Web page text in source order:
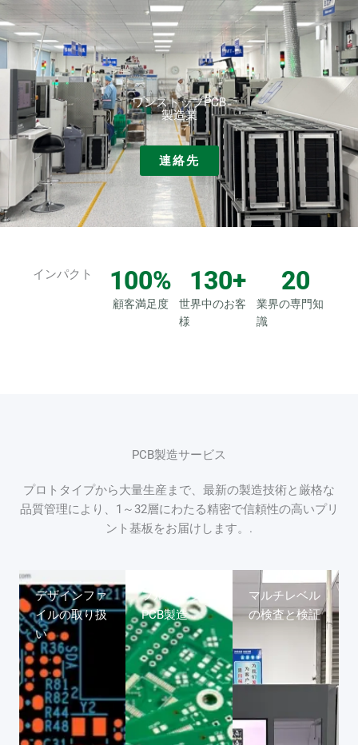
コ
ン
テ
ン
ツ
キ
ワンストップPCB
製造業
連絡先
インパクト
顧客満足度
100%
世界中のお客
様
130+
業界の専門知
識
20
PCB製造サービス
プロトタイプから大量生産まで、最新の製造技術と厳格な
品質管理により、1～32層にわたる精密で信頼性の高いプリ
ント基板をお届けします。.
デザインファ
イルの取り扱
い
フルレンジ
PCB製造
マルチレベル
の検査と検証